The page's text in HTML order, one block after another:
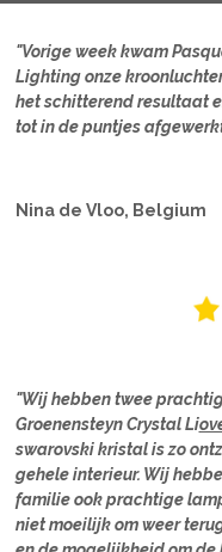
"Vorige week kwam
Lighting onze
het schitterend resultaat
tot in de puntjes
Nina de Vloo, Belgium
"Wij hebben twee
Groenensteyn Crystal Li
swarovski kristal is zo
gehele interieur. Wij
familie ook prachtige
niet moeilijk om weer